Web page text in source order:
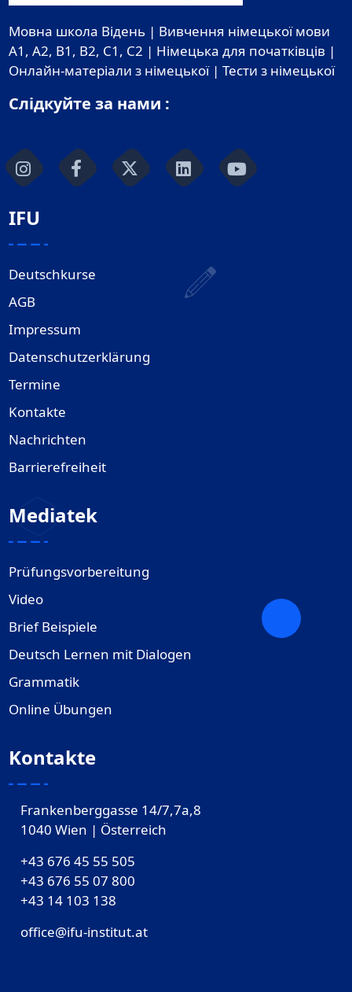
Мовна школа Відень | Вивчення німецької мови
A1, A2, B1, B2, C1, C2 | Німецька для початківців |
Онлайн-матеріали з німецької | Тести з німецької
Слідкуйте за нами :
IFU
Deutschkurse
AGB
Impressum
Datenschutzerklärung
Termine
Kontakte
Nachrichten
Barrierefreiheit
Mediatek
Prüfungsvorbereitung
Video
Brief Beispiele
Deutsch Lernen mit Dialogen
Grammatik
Online Übungen
Kontakte
Frankenberggasse 14/7,7a,8
1040 Wien | Österreich
+43 676 45 55 505
+43 676 55 07 800
‎+43 14 103 138
office@ifu-institut.at